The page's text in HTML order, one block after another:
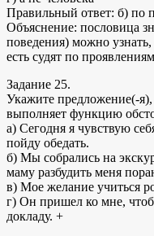
Правильный ответ: б) по
Объяснение: пословица
поведения) можно
есть судят по
Задание 25.
Укажите предложение(-
выполняет функцию
а) Сегодня я чувствую
пойду обедать.
б) Мы собрались на
маму разбудить меня
в) Мое желание учиться
г) Он пришел ко мне,
докладу. +